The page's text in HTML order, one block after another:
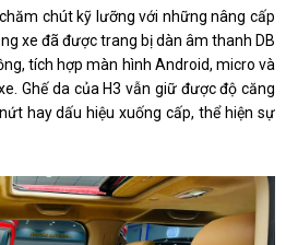
chút kỹ lưỡng với những nâng cấp
xe đã được trang bị dàn âm thanh DB
tích hợp màn hình Android, micro và
Ghế da của H3 vẫn giữ được độ căng
hay dấu hiệu xuống cấp, thể hiện sự